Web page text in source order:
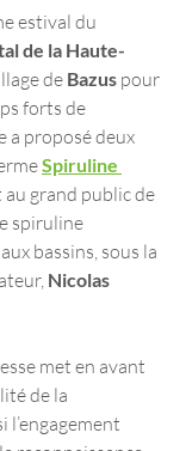
estival du
de la Haute-
de Bazus pour
forts de
a proposé deux
Spiruline
au grand public de
spiruline
bassins, sous la
Nicolas
met en avant
de la
l’engagement